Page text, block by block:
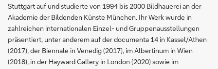
Stuttgart auf und studierte von 1994 bis 2000 Bildhauerei an der
Akademie der Bildenden Künste München. Ihr Werk wurde in
zahlreichen internationalen Einzel- und Gruppenausstellungen
präsentiert, unter anderem auf der documenta 14 in Kassel/Athen
(2017), der Biennale in Venedig (2017), im Albertinum in Wien
(2018), in der Hayward Gallery in London (2020) sowie im